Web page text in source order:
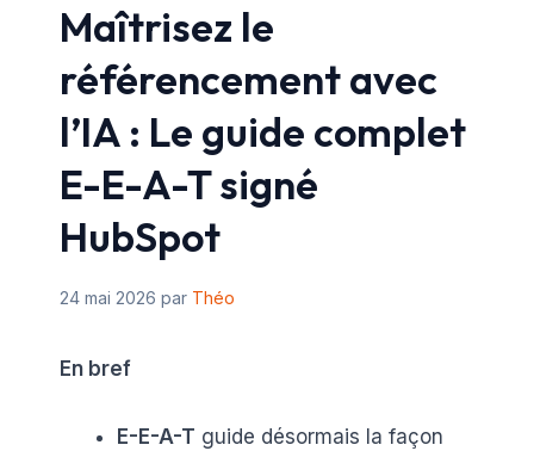
Maîtrisez le
référencement avec
l’IA : Le guide complet
E-E-A-T signé
HubSpot
24 mai 2026 par Théo
En bref
E-E-A-T guide désormais la façon